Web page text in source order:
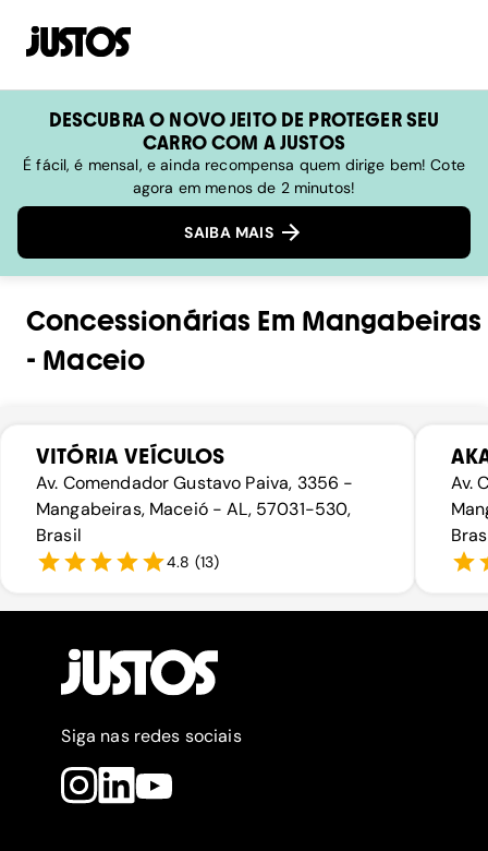
DESCUBRA O NOVO JEITO DE PROTEGER SEU
CARRO COM A JUSTOS
É fácil, é mensal, e ainda recompensa quem dirige bem! Cote
agora em menos de 2 minutos!
SAIBA MAIS
Concessionárias Em Mangabeiras
- Maceio
VITÓRIA VEÍCULOS
Av. Comendador Gustavo Paiva, 3356 -
Mangabeiras, Maceió - AL, 57031-530,
Brasil
4.8 (13)
Av.
Siga nas redes sociais